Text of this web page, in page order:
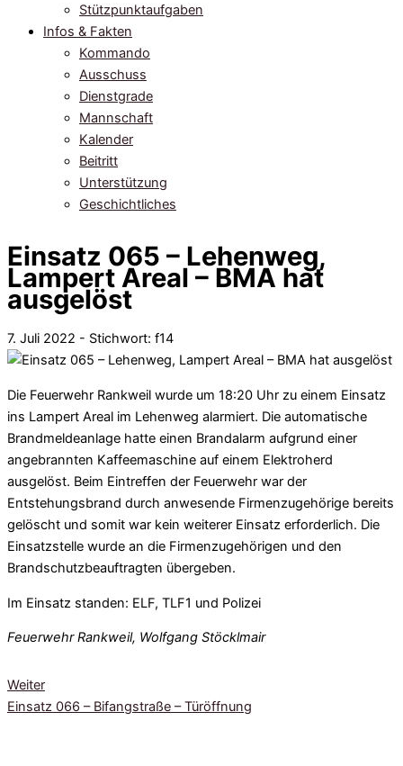
Stützpunktaufgaben
Infos & Fakten
Kommando
Ausschuss
Dienstgrade
Mannschaft
Kalender
Beitritt
Unterstützung
Geschichtliches
Einsatz 065 – Lehenweg,
Lampert Areal – BMA hat
ausgelöst
7. Juli 2022 - Stichwort: f14
Die Feuerwehr Rankweil wurde um 18:20 Uhr zu einem Einsatz
ins Lampert Areal im Lehenweg alarmiert. Die automatische
Brandmeldeanlage hatte einen Brandalarm aufgrund einer
angebrannten Kaffeemaschine auf einem Elektroherd
ausgelöst. Beim Eintreffen der Feuerwehr war der
Entstehungsbrand durch anwesende Firmenzugehörige bereits
gelöscht und somit war kein weiterer Einsatz erforderlich. Die
Einsatzstelle wurde an die Firmenzugehörigen und den
Brandschutzbeauftragten übergeben.
Im Einsatz standen: ELF, TLF1 und Polizei
Feuerwehr Rankweil, Wolfgang Stöcklmair
Weiter
Einsatz 066 – Bifangstraße – Türöffnung